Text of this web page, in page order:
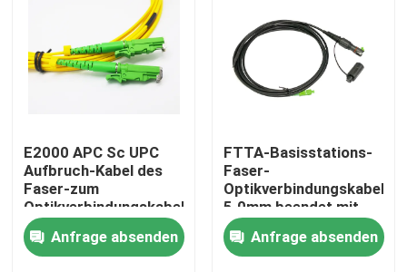
Über uns
Qualitätskontrolle
Treten Sie mit uns in Verbindung
E2000 APC Sc UPC
Aufbruch-Kabel des
Faser-zum
Optikverbindungskabel-
Singlemode
Simplexbetrieb-
1.8mm LSZH
Anfrage absenden
FTTA-Basisstations-
Faser-
Optikverbindungskabel
5.0mm beendet mit
Supertap Sc-
Verbindungsstücken
Anfrage absenden